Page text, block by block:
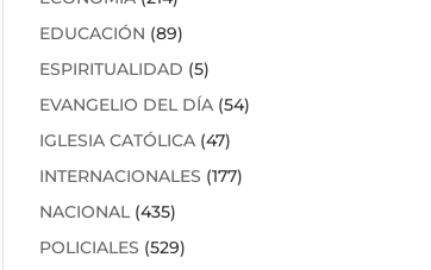
EDUCACIÓN (89)
ESPIRITUALIDAD (5)
EVANGELIO DEL DÍA (54)
IGLESIA CATÓLICA (47)
INTERNACIONALES (177)
NACIONAL(435)
POLICIALES (529)